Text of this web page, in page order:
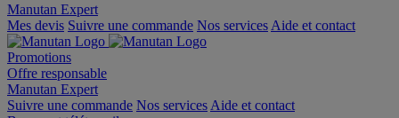
Manutan Expert
offre reconditionnée
Mes devis Suivre une commande Nos services
Promotions
Offre responsable
Manutan Expert